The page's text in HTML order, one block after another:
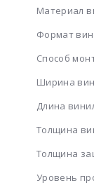
Материал
Формат
Способ
Ширина
Длина
Толщина
Толщина
Уровень